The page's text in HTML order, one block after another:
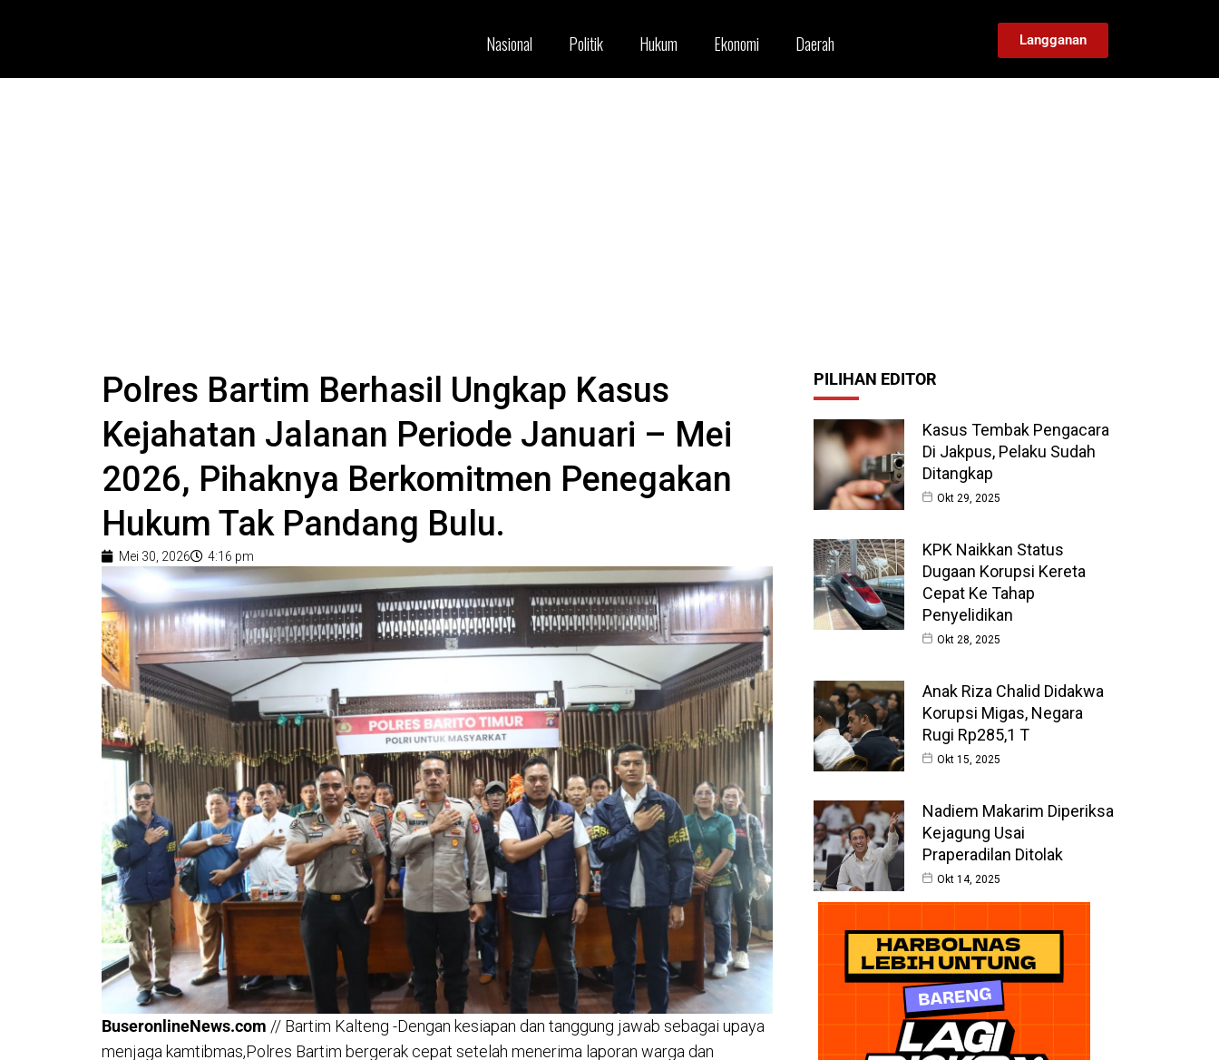
Nasional Politik Hukum Ekonomi Daerah Langganan
Polres Bartim Berhasil Ungkap Kasus
Kejahatan Jalanan Periode Januari – Mei
2026, Pihaknya Berkomitmen Penegakan
Hukum Tak Pandang Bulu.
Mei 30, 2026 4:16 pm
BuseronlineNews.com // Bartim Kalteng -Dengan kesiapan dan tanggung jawab sebagai upaya
menjaga kamtibmas,Polres Bartim bergerak cepat setelah menerima laporan warga dan
PILIHAN EDITOR
Kasus Tembak Pengacara
Di Jakpus, Pelaku Sudah
Ditangkap
Okt 29, 2025
KPK Naikkan Status
Dugaan Korupsi Kereta
Cepat Ke Tahap
Penyelidikan
Okt 28, 2025
Anak Riza Chalid Didakwa
Korupsi Migas, Negara
Rugi Rp285,1 T
Okt 15, 2025
Nadiem Makarim Diperiksa
Kejagung Usai
Praperadilan Ditolak
Okt 14, 2025